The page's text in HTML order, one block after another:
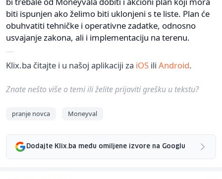
biti ispunjen ako želimo biti uklonjeni s te liste. Plan će
obuhvatiti tehničke i operativne zadatke, odnosno
usvajanje zakona, ali i implementaciju na terenu.
Klix.ba čitajte i u našoj aplikaciji za iOS ili Android.
Znate nešto više o temi ili želite prijaviti grešku u tekstu?
pranje novca Moneyval
Dodajte Klix.ba među omiljene izvore na Googlu